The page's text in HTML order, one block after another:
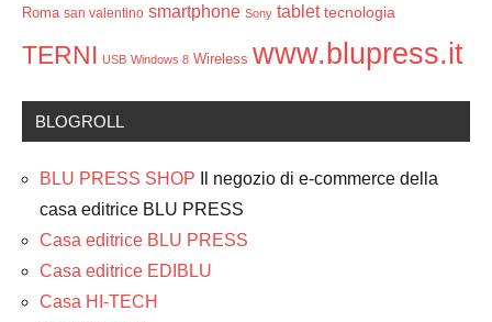
Roma san valentino smartphone Sony tablet tecnologia
TERNI USB Windows 8 Wireless www.blupress.it
BLOGROLL
BLU PRESS SHOP Il negozio di e-commerce della
casa editrice BLU PRESS
Casa editrice BLU PRESS
Casa editrice EDIBLU
Casa HI-TECH